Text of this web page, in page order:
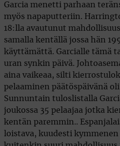
Garcia menetti parhaan
myös napaputteriin.
18:lla avautunut
samalla kentällä jossa hän
käyttämättä. Garcialle tämä
uran synkin päivä.
aina vaikeaa, silti
pelaaminen päätöspäivänä
Sunnuntain tuloslistalla
joukossa 35 pelaajaa jotka
kentän paremmin..
loistava, kuudesti